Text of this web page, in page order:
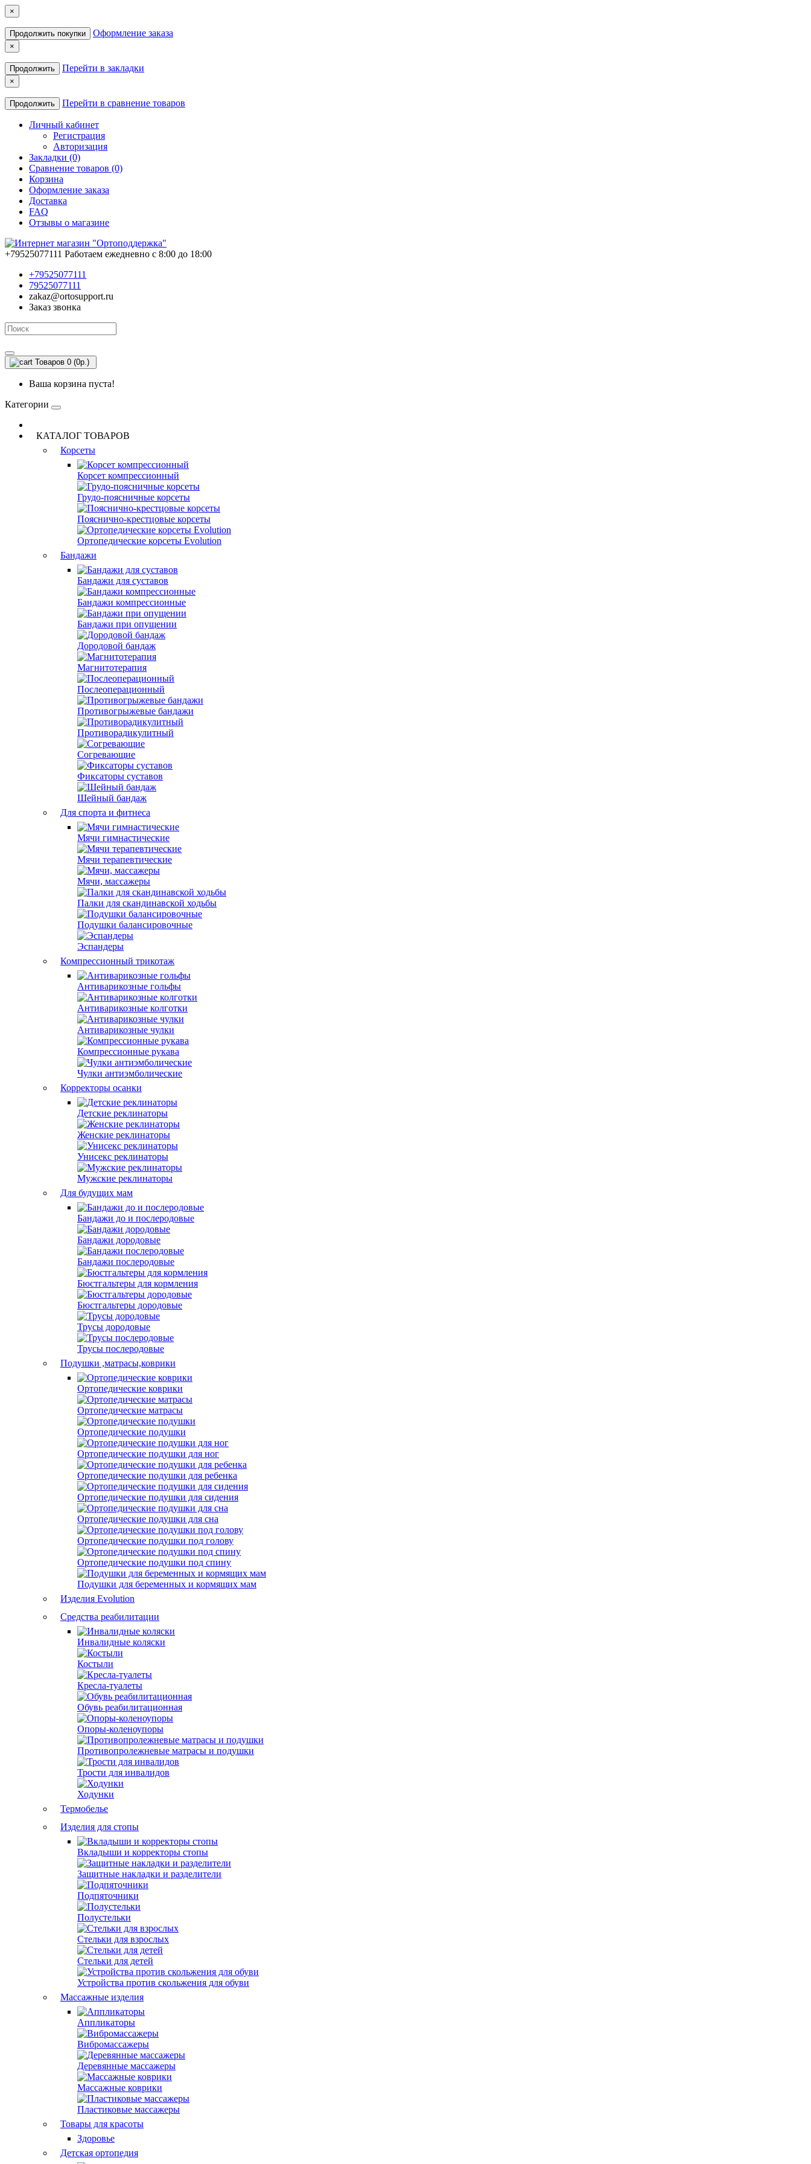
×
Продолжить покупки Оформление заказа
×
Продолжить Перейти в закладки
×
Продолжить Перейти в сравнение товаров
Личный кабинет
Регистрация
Авторизация
Закладки (0)
Сравнение товаров (0)
Корзина
Оформление заказа
Доставка
FAQ
Отзывы о магазине
+79525077111 Работаем ежедневно с 8:00 до 18:00
+79525077111
79525077111
zakaz@ortosupport.ru
Заказ звонка
Товаров 0 (0р.)
Ваша корзина пуста!
Категории
КАТАЛОГ ТОВАРОВ
Корсеты
Корсет компрессионный
Грудо-поясничные корсеты
Пояснично-крестцовые корсеты
Ортопедические корсеты Evolution
Бандажи
Бандажи для суставов
Бандажи компрессионные
Бандажи при опущении
Дородовой бандаж
Магнитотерапия
Послеоперационный
Противогрыжевые бандажи
Противорадикулитный
Согревающие
Фиксаторы суставов
Шейный бандаж
Для спорта и фитнеса
Мячи гимнастические
Мячи терапевтические
Мячи, массажеры
Палки для скандинавской ходьбы
Подушки балансировочные
Эспандеры
Компрессионный трикотаж
Антиварикозные гольфы
Антиварикозные колготки
Антиварикозные чулки
Компрессионные рукава
Чулки антиэмболические
Корректоры осанки
Детские реклинаторы
Женские реклинаторы
Унисекс реклинаторы
Мужские реклинаторы
Для будущих мам
Бандажи до и послеродовые
Бандажи дородовые
Бандажи послеродовые
Бюстгальтеры для кормления
Бюстгальтеры дородовые
Трусы дородовые
Трусы послеродовые
Подушки ,матрасы,коврики
Ортопедические коврики
Ортопедические матрасы
Ортопедические подушки
Ортопедические подушки для ног
Ортопедические подушки для ребенка
Ортопедические подушки для сидения
Ортопедические подушки для сна
Ортопедические подушки под голову
Ортопедические подушки под спину
Подушки для беременных и кормящих мам
Изделия Evolution
Средства реабилитации
Инвалидные коляски
Костыли
Кресла-туалеты
Обувь реабилитационная
Опоры-коленоупоры
Противопролежневые матрасы и подушки
Трости для инвалидов
Ходунки
Термобелье
Изделия для стопы
Вкладыши и корректоры стопы
Защитные накладки и разделители
Подпяточники
Полустельки
Стельки для взрослых
Стельки для детей
Устройства против скольжения для обуви
Массажные изделия
Аппликаторы
Вибромассажеры
Деревянные массажеры
Массажные коврики
Пластиковые массажеры
Товары для красоты
Здоровье
Детская ортопедия